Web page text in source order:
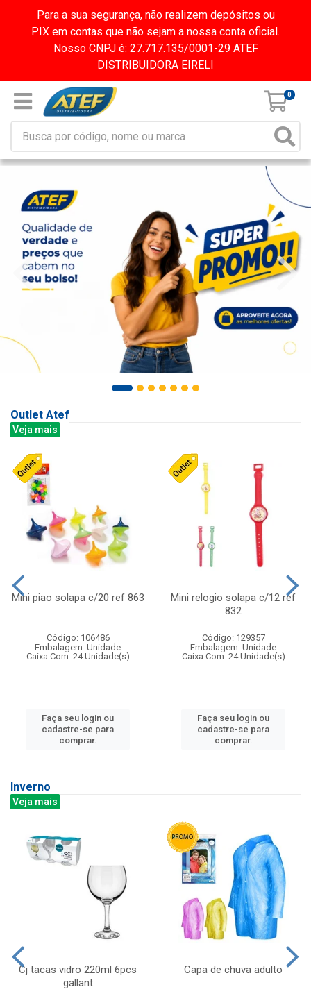
Para a sua segurança, não realizem depósitos ou
PIX em contas que não sejam a nossa conta oficial.
Nosso CNPJ é: 27.717.135/0001-29 ATEF
DISTRIBUIDORA EIRELI
0
Outlet Atef
Veja mais
Mini piao solapa c/20 ref 863
Código: 106486
Embalagem: Unidade
Caixa Com: 24 Unidade(s)
Faça seu login ou
cadastre-se para
comprar.
Mini relogio solapa c/12 ref
832
Código: 129357
Embalagem: Unidade
Caixa Com: 24 Unidade(s)
Faça seu login ou
cadastre-se para
comprar.
Inverno
Veja mais
Cj tacas vidro 220ml 6pcs
gallant
Capa de chuva adulto